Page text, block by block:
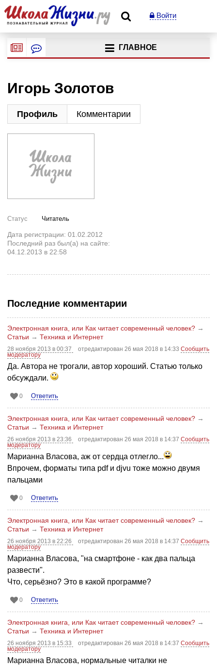
Войти
ГЛАВНОЕ
Игорь Золотов
Профиль Комментарии
Статус Читатель
Дата регистрации: 01.02.2012
Последний раз был(а) на сайте:
04.12.2013 в 22:58
Последние комментарии
Электронная книга, или Как читает современный человек? →
Статьи → Техника и Интернет
28 ноября 2013 в 00:37 отредактирован 26 мая 2018 в 14:33 Сообщить
модератору
Да. Автора не трогали, автор хороший. Статью только
обсуждали.
0 Ответить
Электронная книга, или Как читает современный человек? →
Статьи → Техника и Интернет
26 ноября 2013 в 23:36 отредактирован 26 мая 2018 в 14:37 Сообщить
модератору
Марианна Власова, аж от сердца отлегло...
Впрочем, форматы типа pdf и djvu тоже можно двумя
пальцами
0 Ответить
Электронная книга, или Как читает современный человек? →
Статьи → Техника и Интернет
26 ноября 2013 в 22:26 отредактирован 26 мая 2018 в 14:37 Сообщить
модератору
Марианна Власова, "на смартфоне - как два пальца
развести".
Что, серьёзно? Это в какой программе?
0 Ответить
Электронная книга, или Как читает современный человек? →
Статьи → Техника и Интернет
26 ноября 2013 в 15:33 отредактирован 26 мая 2018 в 14:37 Сообщить
модератору
Марианна Власова, нормальные читалки не